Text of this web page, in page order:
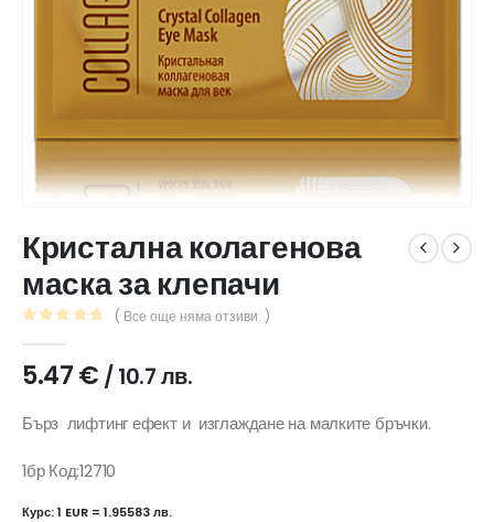
Кристална колагенова
маска за клепачи
( Все още няма отзиви. )
5.47€ / 10.7 лв.
Бърз лифтинг ефект и изглаждане на малките бръчки.
1бр Код:12710
Курс: 1 EUR = 1.95583 лв.